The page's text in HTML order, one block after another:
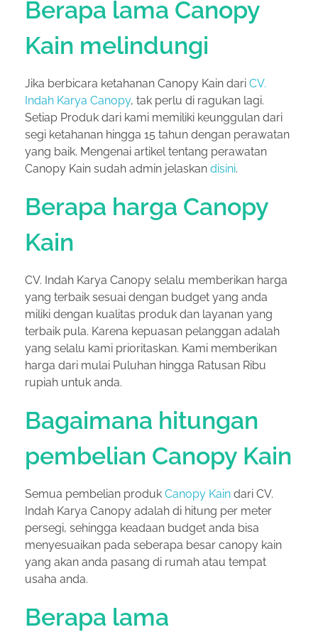
Berapa lama Canopy
Kain melindungi
Jika berbicara ketahanan Canopy Kain dari CV.
Indah Karya Canopy, tak perlu di ragukan lagi.
Setiap Produk dari kami memiliki keunggulan dari
segi ketahanan hingga 15 tahun dengan perawatan
yang baik. Mengenai artikel tentang perawatan
Canopy Kain sudah admin jelaskan disini.
Berapa harga Canopy
Kain
CV. Indah Karya Canopy selalu memberikan harga
yang terbaik sesuai dengan budget yang anda
miliki dengan kualitas produk dan layanan yang
terbaik pula. Karena kepuasan pelanggan adalah
yang selalu kami prioritaskan. Kami memberikan
harga dari mulai Puluhan hingga Ratusan Ribu
rupiah untuk anda.
Bagaimana hitungan
pembelian Canopy Kain
Semua pembelian produk Canopy Kain dari CV.
Indah Karya Canopy adalah di hitung per meter
persegi, sehingga keadaan budget anda bisa
menyesuaikan pada seberapa besar canopy kain
yang akan anda pasang di rumah atau tempat
usaha anda.
Berapa lama